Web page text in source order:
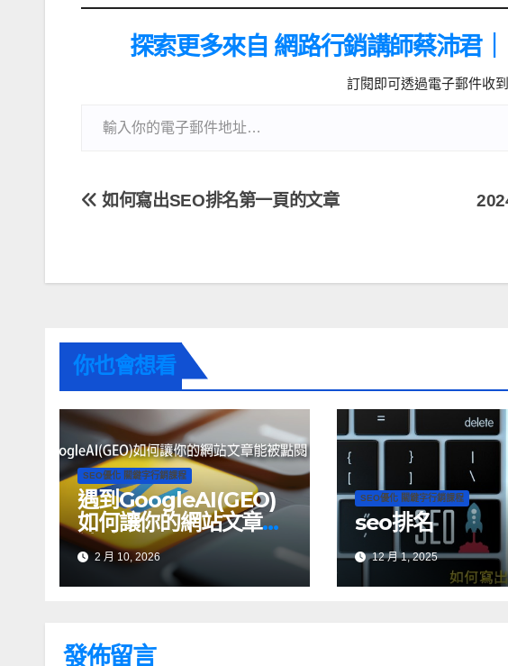
c
o
n
e
a
i
s
s
g
r
e
探索更多來自 網路行銷講師蔡沛君
訂閱即可透過電子郵件收
如何寫出SEO排名第一頁的文章
你也會想看
SEO優化 關鍵字行銷課程
遇到GoogleAI(GEO)
如何讓你的網站文章能
被點閱？
2 月 10, 2026
SEO優化 關鍵字行銷課程
seo排名
12 月 1, 2025
發佈留言